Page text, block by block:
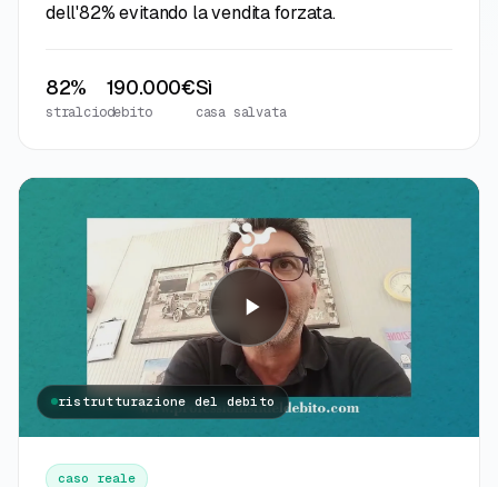
dell'82% evitando la vendita forzata.
82%
stralcio
190.000€
debito
Sì
casa salvata
ristrutturazione del debito
caso reale